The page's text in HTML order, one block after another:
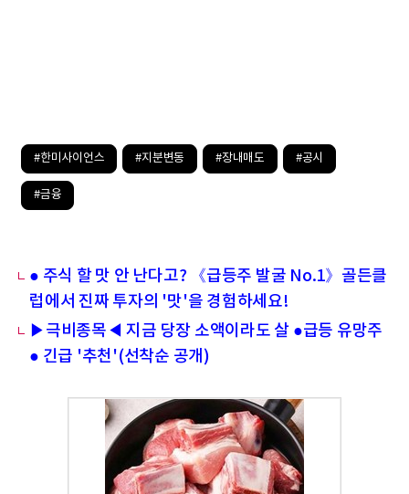
#한미사이언스 #지분변동 #장내매도 #공시
#금융
● 주식 할 맛 안 난다고? 《급등주 발굴 No.1》골든클
럽에서 진짜 투자의 '맛'을 경험하세요!
▶극비종목◀ 지금 당장 소액이라도 살 ●급등 유망주
● 긴급 '추천'(선착순 공개)